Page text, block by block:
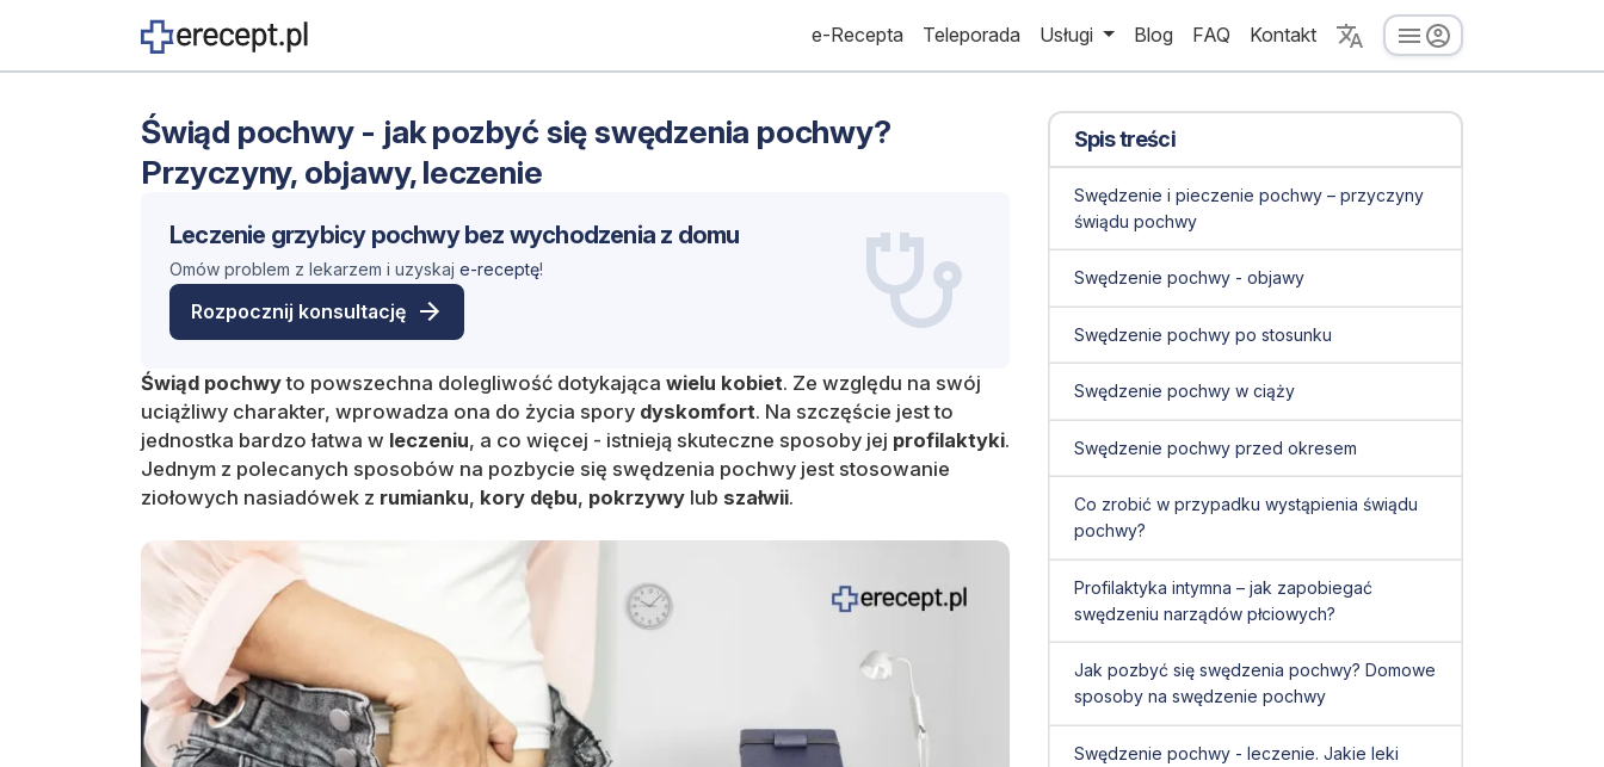
e-Recepta Teleporada Usługi Blog FAQ Kontakt
Świąd pochwy - jak pozbyć się swędzenia pochwy?
Przyczyny, objawy, leczenie
Leczenie grzybicy pochwybez wychodzenia z domu
Omów problem z lekarzem i uzyskaj e-receptę!
Rozpocznij konsultację
Świąd pochwyto powszechna dolegliwość dotykająca wielu kobiet. Ze względu na swój
uciążliwy charakter, wprowadza ona do życia spory dyskomfort. Na szczęście jest to
jednostka bardzo łatwa w leczeniu, a co więcej - istnieją skuteczne sposoby jej profilaktyki.
Jednym z polecanych sposobów na pozbycie się swędzenia pochwy jest stosowanie
ziołowych nasiadówek z rumianku, kory dębu, pokrzywy lub szałwii.
Spis treści
Swędzenie i pieczenie pochwy – przyczyny
świądu pochwy
Swędzenie pochwy - objawy
Swędzenie pochwy po stosunku
Swędzenie pochwy w ciąży
Swędzenie pochwy przed okresem
Co zrobić w przypadku wystąpienia świądu
pochwy?
Profilaktyka intymna – jak zapobiegać
swędzeniu narządów płciowych?
Jak pozbyć się swędzenia pochwy? Domowe
sposoby na swędzenie pochwy
Swędzenie pochwy - leczenie. Jakie leki